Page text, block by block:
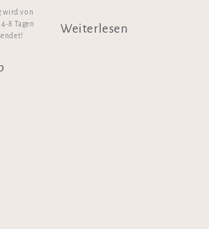
wird von
8 Tagen
Weiterlesen